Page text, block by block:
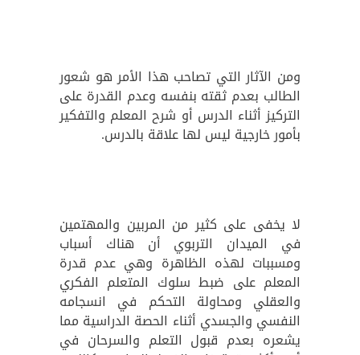
ومن الآثار التي تصاحب هذا الأمر هو شعور
الطالب بعدم ثقته بنفسه وعدم القدرة على
التركيز أثناء الدرس أو شرح المعلم والتفكير
بأمور خارجية ليس لها علاقة بالدرس.
لا يخفى على كثير من المربين والمهتمين
في الميدان التربوي أن هناك أسباب
ومسببات لهذه الظاهرة وهي عدم قدرة
المعلم على ضبط سلوك المتعلم الفكري
والعقلي ومحاولة التحكم في انسجامه
النفسي والجسدي أثناء الحصة الدراسية مما
يشعره بعدم قبول التعلم والسرحان في